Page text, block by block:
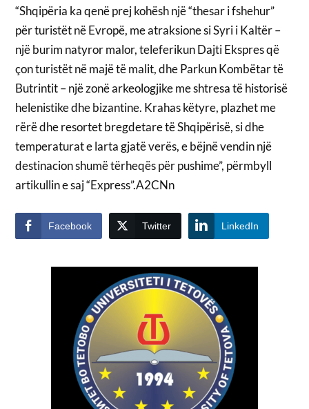
“Shqipëria ka qenë prej kohësh një “thesar i fshehur”
për turistët në Evropë, me atraksione si Syri i Kaltër –
një burim natyror malor, teleferikun Dajti Ekspres që
çon turistët në majë të malit, dhe Parkun Kombëtar të
Butrintit – një zonë arkeologjike me shtresa të historisë
helenistike dhe bizantine. Krahas këtyre, plazhet me
rërë dhe resortet bregdetare të Shqipërisë, si dhe
temperaturat e larta gjatë verës, e bëjnë vendin një
destinacion shumë tërheqës për pushime”, përmbyll
artikullin e saj “Express”.A2CNn
Facebook Twitter LinkedIn